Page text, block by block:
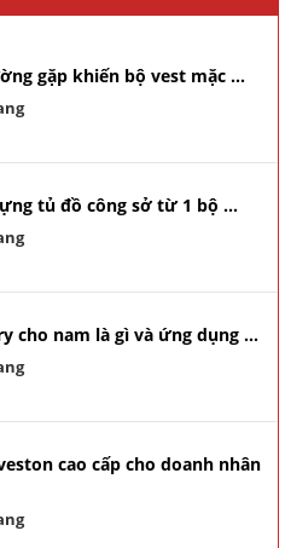
gặp khiến bộ vest mặc ...
tủ đồ công sở từ 1 bộ ...
cho nam là gì và ứng dụng ...
cao cấp cho doanh nhân